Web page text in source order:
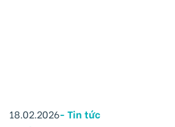
18.02.2026- Tin tức